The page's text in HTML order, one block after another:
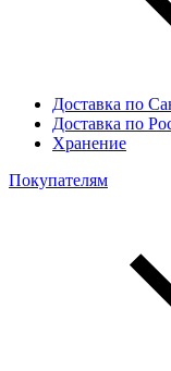
Доставка по
Доставка по
Хранение
Покупателям